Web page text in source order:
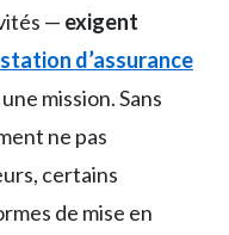
— exigent
d’assurance
mission. Sans
ne pas
certains
de mise en